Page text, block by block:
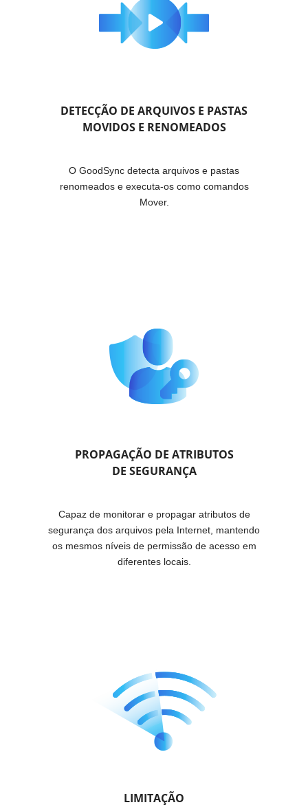
DETECÇÃO DE ARQUIVOS E PASTAS
MOVIDOS E RENOMEADOS
O GoodSync detecta arquivos e pastas
renomeados e executa-os como comandos
Mover.
PROPAGAÇÃO DE ATRIBUTOS
DE SEGURANÇA
Capaz de monitorar e propagar atributos de
segurança dos arquivos pela Internet, mantendo
os mesmos níveis de permissão de acesso em
diferentes locais.
LIMITAÇÃO